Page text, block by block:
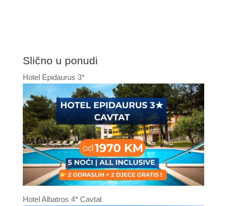
Slično u ponudi
Hotel Epidaurus 3*
Hotel Albatros 4* Cavtat